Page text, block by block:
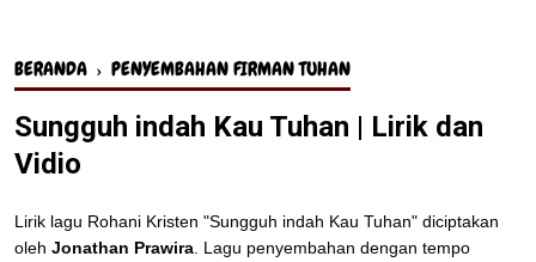
BERANDA › PENYEMBAHAN FIRMAN TUHAN
Sungguh indah Kau Tuhan | Lirik dan
Vidio
Lirik lagu Rohani Kristen "Sungguh indah Kau Tuhan" diciptakan
oleh Jonathan Prawira . Lagu penyembahan dengan tempo